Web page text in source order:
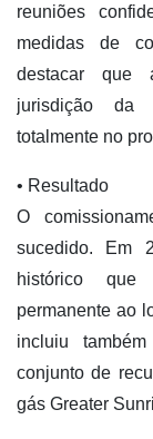
reuniões
medidas de
destacar que
jurisdição da
totalmente no
• Resultado
O
sucedido. Em
histórico que
permanente ao
incluiu
conjunto de
gás Greater